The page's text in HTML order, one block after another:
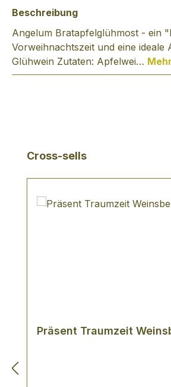
Beschreibung
Angelum Bratapfelglühmost - ein
Vorweihnachtszeit und eine ideale
Glühwein Zutaten: Apfelwei… Mehr
Produktgalerie überspringen
Cross-sells
Präsent Traumzeit